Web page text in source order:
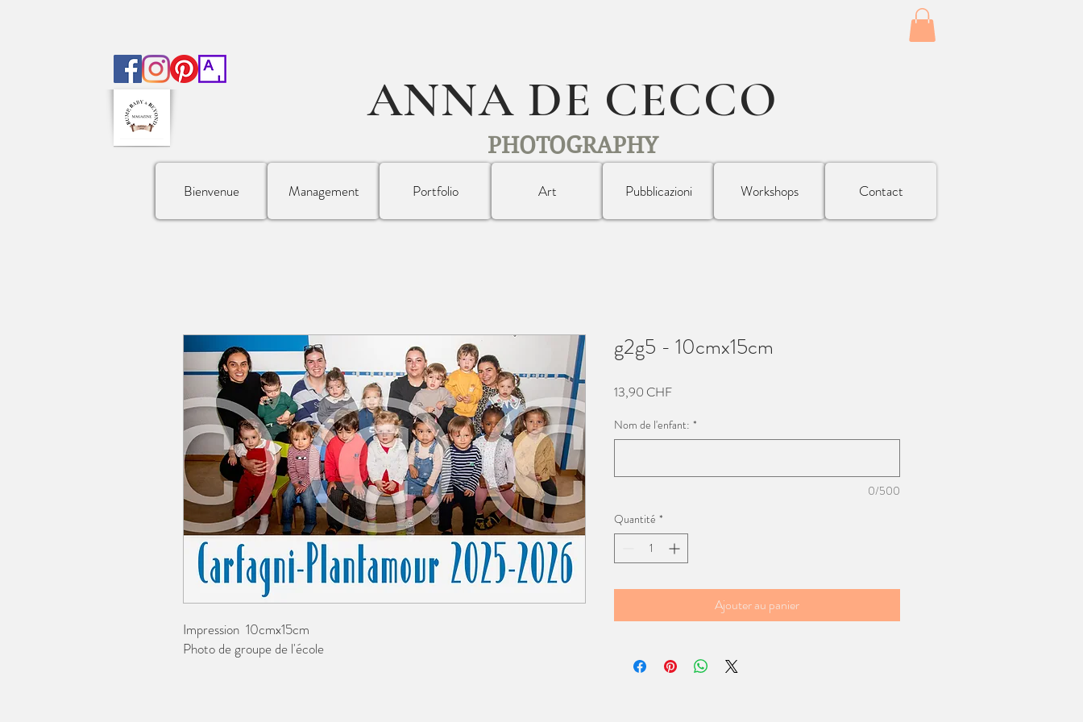
ANNA DE CECCO
PHOTOGRAPHY
Bienvenue Management Portfolio Art Pubblicazioni Workshops Contact
Impression 10cmx15cm
Photo de groupe de l'école
g2g5 - 10cmx15cm
13,90 CHFPrix
Nom de l'enfant: *
0/500
Quantité *
Ajouter au panier